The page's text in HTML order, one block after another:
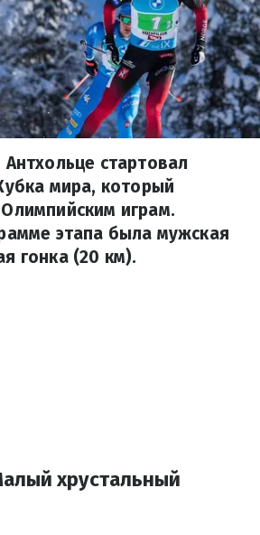
стартовал
мира, который
играм.
этапа была мужская
гонка (20 км).
хрустальный